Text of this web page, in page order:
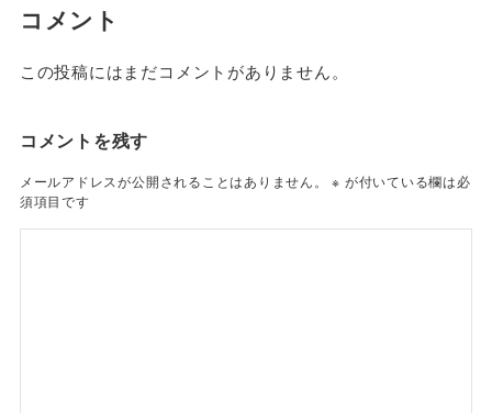
コメント
この投稿にはまだコメントがありません。
コメントを残す
メールアドレスが公開されることはありません。 ※ が付いている欄は必
須項目です